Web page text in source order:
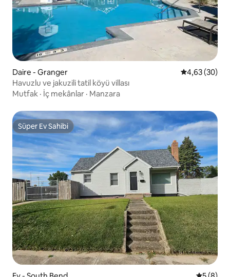
Daire - Granger 5 üzerinden
4,63 (30)
Havuzlu ve jakuzili tatil köyü villası
Mutfak · İç mekânlar · Manzara
Süper Ev Sahibi
Süper Ev Sahibi